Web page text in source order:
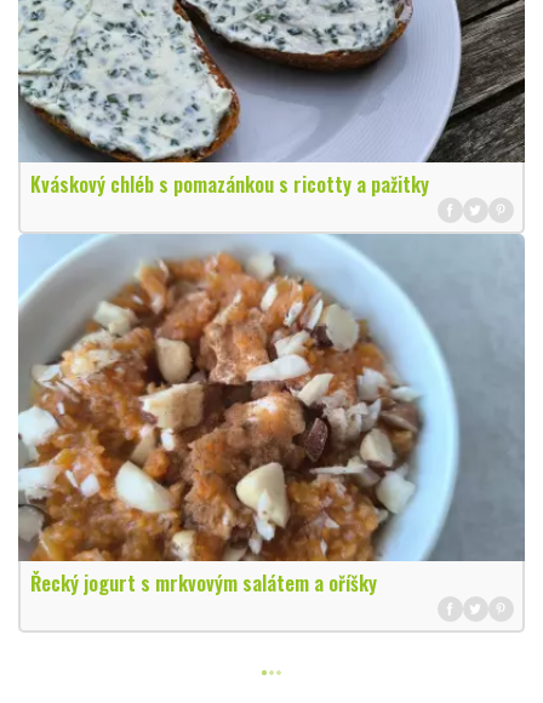
Kváskový chléb s pomazánkou s ricotty a pažitky
Řecký jogurt s mrkvovým salátem a oříšky